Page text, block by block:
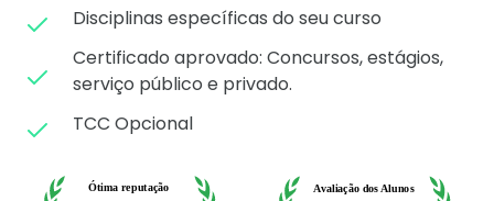
Disciplinas específicas do seu curso
Certificado aprovado: Concursos, estágios,
serviço público e privado.
TCC Opcional